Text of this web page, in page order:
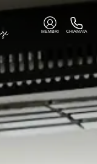
MEMBRI CHIAMATA